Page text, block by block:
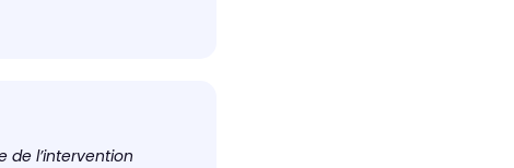
de l’intervention